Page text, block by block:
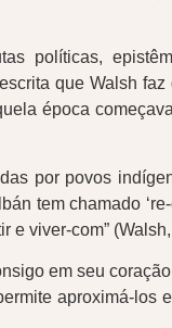
políticas,
que Walsh
época
por povos
tem chamado
e viver-com”
em seu
aproximá-los